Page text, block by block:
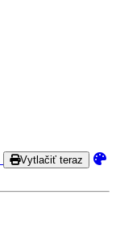
Vytlačiť teraz